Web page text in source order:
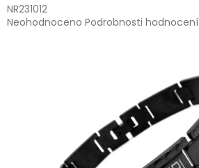
NR231012
Průměrné
Neohodnoceno Podrobnosti hodnocení